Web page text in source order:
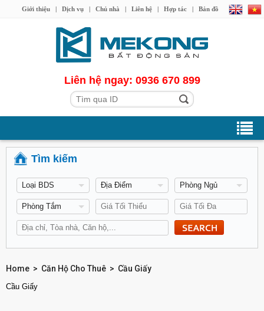
Giới thiệu | Dịch vụ | Chủ nhà | Liên hệ | Hợp tác | Bản đồ
Liên hệ ngay: 0936 670 899
Tìm kiếm
Home> Căn Hộ Cho Thuê> Cầu Giấy
Cầu Giấy